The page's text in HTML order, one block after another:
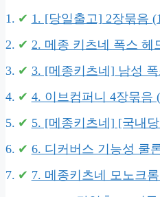
1. [당일출고] 2장묶음
2. 메종 키츠네 폭스 헤
3. [메종키츠네] 남성
4. 이브컴퍼니 4장묶음
5. [메종키츠네] [국내
6. 디커버스 기능성 쿨
7. 메종키츠네 모노크